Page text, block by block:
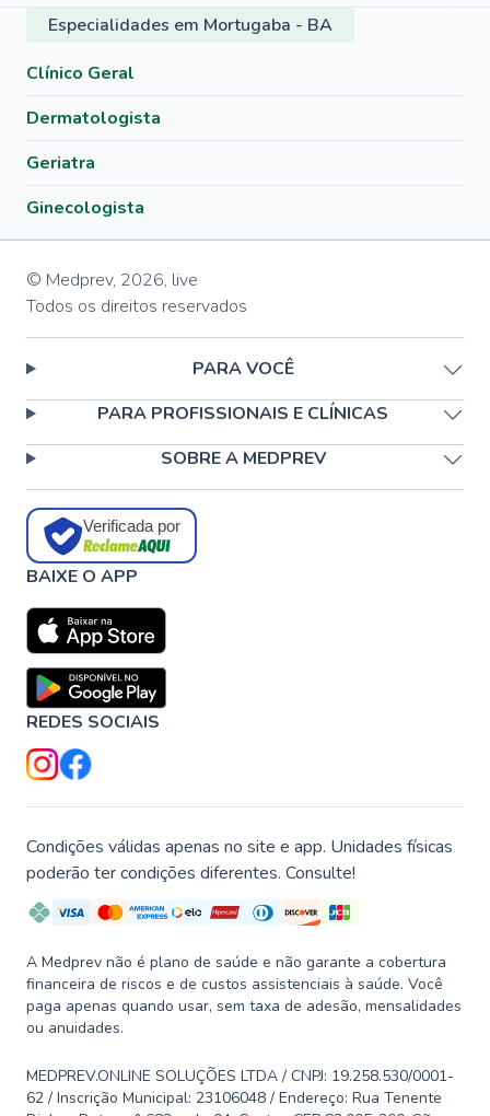
Especialidades em Mortugaba - BA
Clínico Geral
Dermatologista
Geriatra
Ginecologista
© Medprev, 2026, live
Todos os direitos reservados
PARA VOCÊ
PARA PROFISSIONAIS E CLÍNICAS
SOBRE A MEDPREV
Verificada por
BAIXE O APP
REDES SOCIAIS
Condições válidas apenas no site e app. Unidades físicas
poderão ter condições diferentes. Consulte!
A Medprev não é plano de saúde e não garante a cobertura
financeira de riscos e de custos assistenciais à saúde. Você
paga apenas quando usar, sem taxa de adesão, mensalidades
ou anuidades.
MEDPREV.ONLINE SOLUÇÕES LTDA / CNPJ: 19.258.530/0001-
62 / Inscrição Municipal: 23106048 / Endereço: Rua Tenente